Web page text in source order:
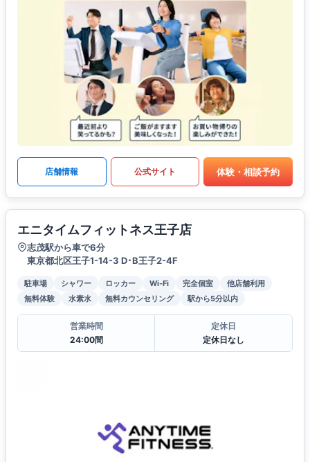
店舗情報 公式サイト 体験・相談予約
エニタイムフィットネス王子店
志茂駅から車で6分
東京都北区王子1-14-3 D･B王子2-4F
駐車場 シャワー ロッカー Wi-Fi 完全個室
他店舗利用
無料体験
水素水 無料カウンセリング 駅から5分以内
営業時間
24:00間
定休日
定休日なし